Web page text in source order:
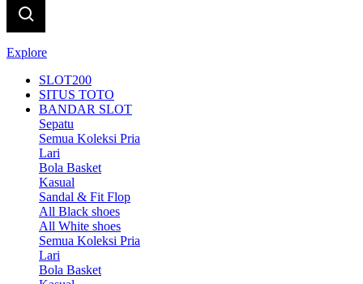
Explore
SLOT200
SITUS TOTO
BANDAR SLOT
Sepatu
Semua Koleksi Pria
Lari
Bola Basket
Kasual
Sandal & Fit Flop
All Black shoes
All White shoes
Semua Koleksi Pria
Lari
Bola Basket